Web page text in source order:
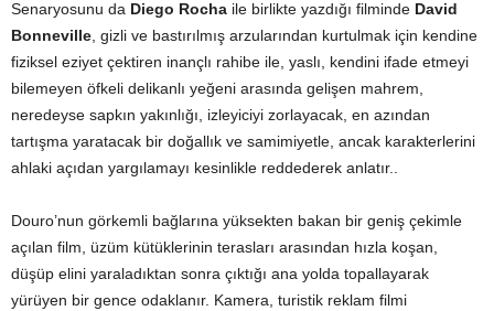
Senaryosunu da Diego Rocha ile birlikte yazdığı filminde David
Bonneville, gizli ve bastırılmış arzularından kurtulmak için kendine
fiziksel eziyet çektiren inançlı rahibe ile, yaslı, kendini ifade etmeyi
bilemeyen öfkeli delikanlı yeğeni arasında gelişen mahrem,
neredeyse sapkın yakınlığı, izleyiciyi zorlayacak, en azından
tartışma yaratacak bir doğallık ve samimiyetle, ancak karakterlerini
ahlaki açıdan yargılamayı kesinlikle reddederek anlatır..
Douro’nun görkemli bağlarına yüksekten bakan bir geniş çekimle
açılan film, üzüm kütüklerinin terasları arasından hızla koşan,
düşüp elini yaraladıktan sonra çıktığı ana yolda topallayarak
yürüyen bir gence odaklanır. Kamera, turistik reklam filmi